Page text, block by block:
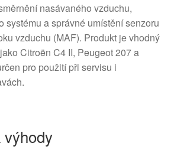
nasávaného vzduchu,
systému a správné umístění senzoru
vzduchu (MAF). Produkt je vhodný
Citroën C4 II, Peugeot 207 a
pro použití při servisu i